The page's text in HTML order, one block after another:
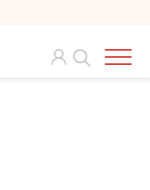
Search